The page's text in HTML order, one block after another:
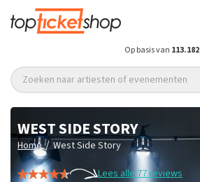
Op basis van 113.182
Zoeken naar artiesten of evenementen
WEST SIDE STORY
Home / West Side Story
Lees alle 77 reviews